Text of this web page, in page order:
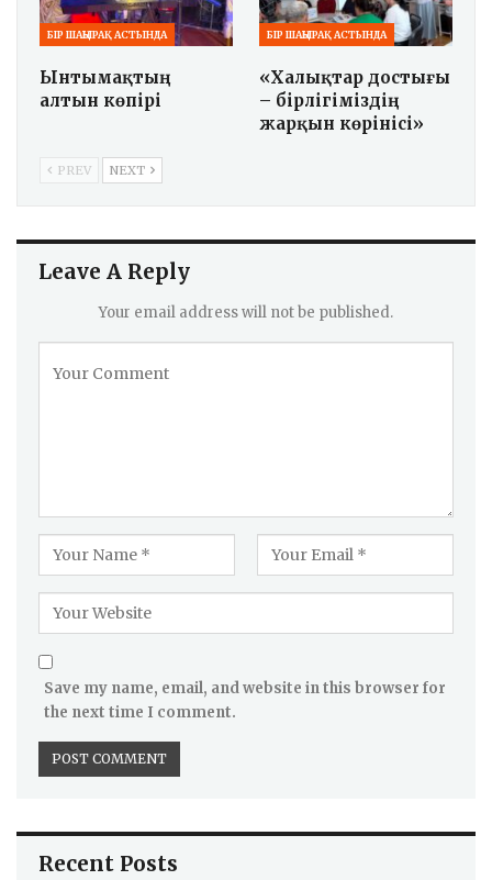
БІР ШАҢЫРАҚ АСТЫНДА
Ынтымақтың
алтын көпірі
БІР ШАҢЫРАҚ АСТЫНДА
«Халықтар достығы
– бірлігіміздің
жарқын көрінісі»
PREV NEXT
Leave A Reply
Your email address will not be published.
Save my name, email, and website in this browser for
the next time I comment.
Recent Posts